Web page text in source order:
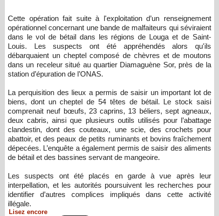
Cette opération fait suite à l'exploitation d’un renseignement
opérationnel concernant une bande de malfaiteurs qui séviraient
dans le vol de bétail dans les régions de Louga et de Saint-
Louis. Les suspects ont été appréhendés alors qu'ils
débarquaient un cheptel composé de chèvres et de moutons
dans un receleur situé au quartier Diamaguène Sor, près de la
station d’épuration de l’ONAS.
La perquisition des lieux a permis de saisir un important lot de
biens, dont un cheptel de 54 têtes de bétail. Le stock saisi
comprenait neuf bœufs, 23 caprins, 13 béliers, sept agneaux,
deux cabris, ainsi que plusieurs outils utilisés pour l’abattage
clandestin, dont des couteaux, une scie, des crochets pour
abattoir, et des peaux de petits ruminants et bovins fraîchement
dépecées. L’enquête a également permis de saisir des aliments
de bétail et des bassines servant de mangeoire.
Les suspects ont été placés en garde à vue après leur
interpellation, et les autorités poursuivent les recherches pour
identifier d’autres complices impliqués dans cette activité
illégale.
Lisez encore